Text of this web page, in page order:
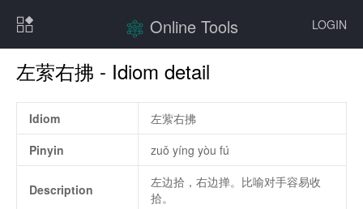
LOGIN
Online Tools
左萦右拂 - Idiom detail
Idiom
左萦右拂
Pinyin
zuǒ yíng yòu fú
Description
左边拾，右边掸。比喻对手容易收
拾。